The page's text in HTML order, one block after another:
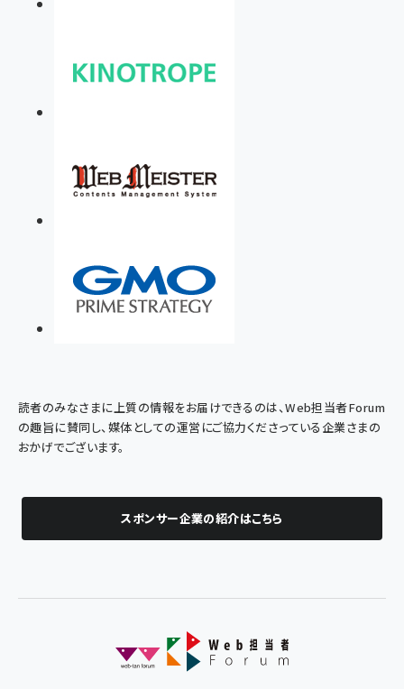
読者のみなさまに上質の情報をお届けできるのは、Web担当者Forum
の趣旨に賛同し、媒体としての運営にご協力くださっている企業さまの
おかげでございます。
スポンサー企業の紹介はこちら